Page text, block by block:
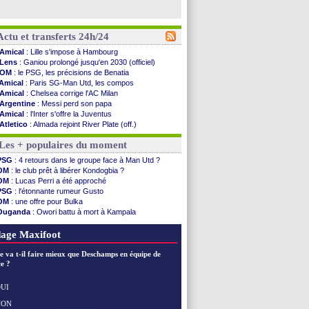
et transferts 24h/24
Amical : Lille s'impose à Hambourg
Lens : Ganiou prolongé jusqu'en 2030 (officiel)
OM : le PSG, les précisions de Benatia
: Paris SG-Man Utd, les compos
Amical : Chelsea corrige l'AC Milan
Argentine : Messi perd son papa
Amical : l'Inter s'offre la Juventus
Atletico : Almada rejoint River Plate (off.)
Monaco: Camara a la cote en Angleterre
Amical : encore une défaite pour Strasbourg
OM: la piste Goore en attaque
PSG : ça négocie avec le Barça pour Torres
Amical: Rennes s'incline contre Brentford
Arsenal: c'est signé pour Guimaraes (officiel)
Amical: Le Mans concède un nul
Real: Mourinho durcit les règles
Amical: Toulouse s'incline lourdement
Newcastle: Guimarães, le club se défend
: une deuxième offre pour Suzuki
PSG
Heracles
+ populaires du moment
: 4 retours dans le groupe face à Man Utd ?
: le club prêt à libérer Kondogbia ?
: Lucas Perri a été approché
: l'étonnante rumeur Gusto
: une offre pour Bulka
: Owori battu à mort à Kampala
: Liverpool va proposer 115 M€ pour Barcola
Maxifoot
va t-il faire mieux que Deschamps en équipe de
?